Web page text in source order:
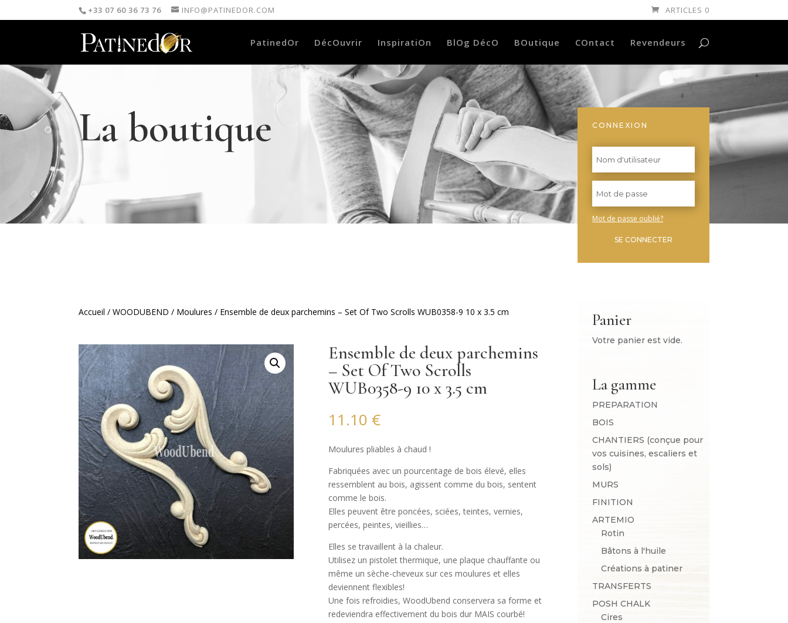
+33 07 60 36 73 76 INFO@PATINEDOR.COM ARTICLES 0
PatinedOr DécOuvrir InspiratiOn BlOg DécO BOutique COntact Revendeurs
La boutique CONNEXION
Mot de passe oublié?
SE CONNECTER
Accueil /WOODUBEND / Moulures / Ensemble de deux parchemins – Set Of Two Scrolls WUB0358-9 10 x 3.5 cm
Ensemble de deux parchemins
– Set Of Two Scrolls
WUB0358-9 10 x 3.5 cm
11.10 €
Moulures pliables à chaud !
Fabriquées avec un pourcentage de bois élevé, elles
ressemblent au bois, agissent comme du bois, sentent
comme le bois.
Elles peuvent être poncées, sciées, teintes, vernies,
percées, peintes, vieillies…
Elles se travaillent à la chaleur.
Utilisez un pistolet thermique, une plaque chauffante ou
même un sèche-cheveux sur ces moulures et elles
deviennent flexibles!
Une fois refroidies, WoodUbend conservera sa forme et
redeviendra effectivement du bois dur MAIS courbé!
Panier
Votre panier est vide.
La gamme
PREPARATION
BOIS
CHANTIERS (conçue pour
vos cuisines, escaliers et
sols)
MURS
FINITION
ARTEMIO
Rotin
Bâtons à l'huile
Créations à patiner
TRANSFERTS
POSH CHALK
Cires